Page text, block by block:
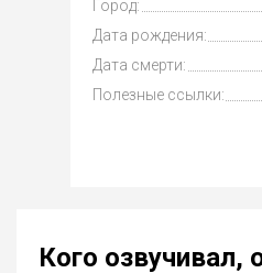
Город:
Дата рождения:
Дата смерти:
Полезные ссылки:
Кого озвучивал,